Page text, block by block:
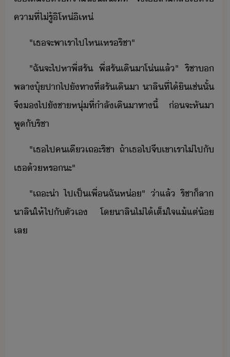
คา​ที่​ไ่รู้​ิ​โห่​ิ​เห่
"​เธ​จะ​พา​เรา​ไป​ไห​เหร​ริชา​"
"​ฉั​จะ​ไปหา​พี่​สรั​ ​พี่​สรั​เิ​า​โ่​แล้​"​ ​ริชา​​
พลา​ุ้ปา​ไป​ั​ทา​ที่​สรั​เิ​า​ ​า​ลิ​ที่​ไ้ิ​เช่ั้​
​จึ​​ไป​ั​ชาหุ่​ที่​ำลั​เิ​าทา​ี้​ ​่​จะ​หัา​
พู​ั​ริชา
"​เธ​ไป​คเี​เถะ​ริชา​ ​ถ้า​เธ​ไป​จี​เขา​เรา​ไ่​ไป​ั​
เธ​้​หร​ะ​"
"​เถะ่า​ ​ไปเป็เพื่​ฉั​ห่​"​ ​่า​แล้​ ​ริชา​็​ลา​
า​ลิ​ให้​ไป​ั​ตัเ​ ​โ​า​ลิ​ไ่ไ้​เต็ใจ​แ้แต่้​
เล